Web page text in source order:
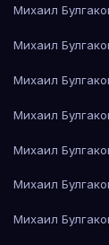
Михаил
Михаил
Михаил
Михаил
Михаил
Михаил
Михаил